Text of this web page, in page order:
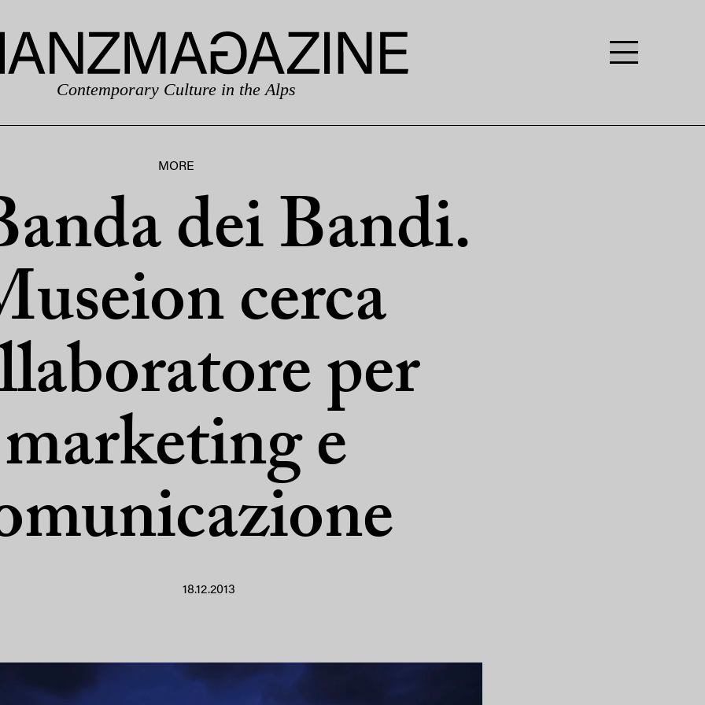
Contemporary Culture in the Alps
MORE
dei Bandi.
cerca
per
marketing e
18.12.2013